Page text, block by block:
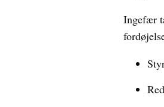
Ingefær